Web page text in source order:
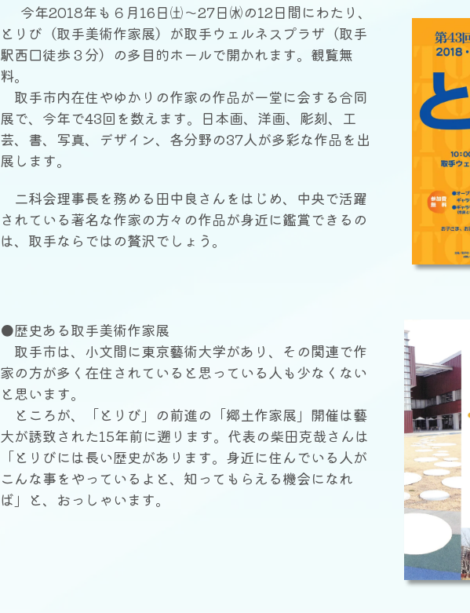
今年2018年も６月16日㈯〜27日㈬の12日間にわたり、
とりび（取手美術作家展）が取手ウェルネスプラザ（取手
駅西口徒歩３分）の多目的ホールで開かれます。観覧無
料。
取手市内在住やゆかりの作家の作品が一堂に会する合同
展で、今年で43回を数えます。日本画、洋画、彫刻、工
芸、書、写真、デザイン、各分野の37人が多彩な作品を出
展します。
二科会理事長を務める田中良さんをはじめ、中央で活躍
されている著名な作家の方々の作品が身近に鑑賞できるの
は、取手ならではの贅沢でしょう。
●歴史ある取手美術作家展
取手市は、小文間に東京藝術大学があり、その関連で作
家の方が多く在住されていると思っている人も少なくない
と思います。
ところが、「とりび」の前進の「郷土作家展」開催は藝
大が誘致された15年前に遡ります。代表の柴田克哉さんは
「とりびには長い歴史があります。身近に住んでいる人が
こんな事をやっているよと、知ってもらえる機会になれ
ば」と、おっしゃいます。